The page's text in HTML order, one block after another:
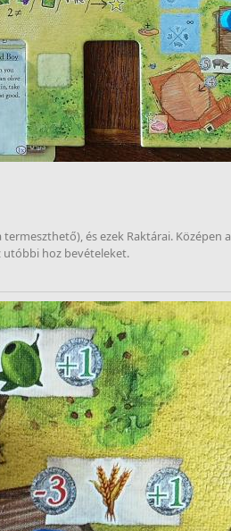
és ezek Raktárai. Középen
utóbbi hoz bevételeket.